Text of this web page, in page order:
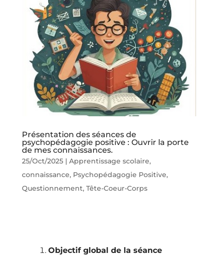
Présentation des séances de
psychopédagogie positive : Ouvrir la porte
de mes connaissances.
25/Oct/2025| Apprentissage scolaire,
connaissance, Psychopédagogie Positive,
Questionnement, Tête-Coeur-Corps
Objectif global de la séance